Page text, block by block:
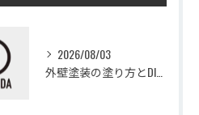
2026/08/03